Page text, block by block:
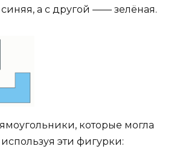
а с другой —— зелёная.
которые могла
эти фигурки: